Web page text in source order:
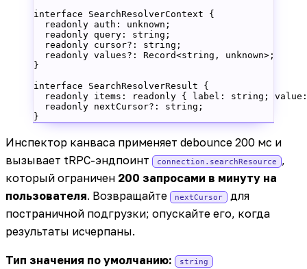
interface SearchResolverContext {
  readonly
auth : unknown ;
  readonly
query : string ;
  readonly
cursor?: string ;
  readonly
values?: Record<string , unknown>;
}
interface SearchResolverResult {
  readonly
items : readonly { label : string ; value :
  readonly
nextCursor?: string ;
}
Инспектор канваса применяет debounce 200 мс и
вызывает tRPC-эндпоинт
connection.searchResource
,
который ограничен 200 запросами в минуту на
пользователя. Возвращайте nextCursor
для
постраничной подгрузки; опускайте его, когда
результаты исчерпаны.
Тип значения по умолчанию: string